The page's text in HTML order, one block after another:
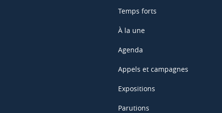
Temps forts
À la une
Agenda
Appels et campagnes
Expositions
Parutions